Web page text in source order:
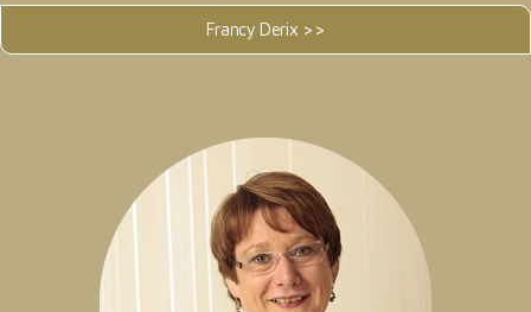
Francy Derix >>